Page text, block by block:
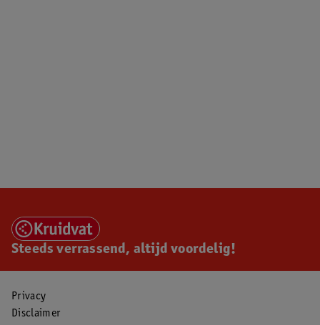
Steeds verrassend, altijd voordelig!
Privacy
Disclaimer